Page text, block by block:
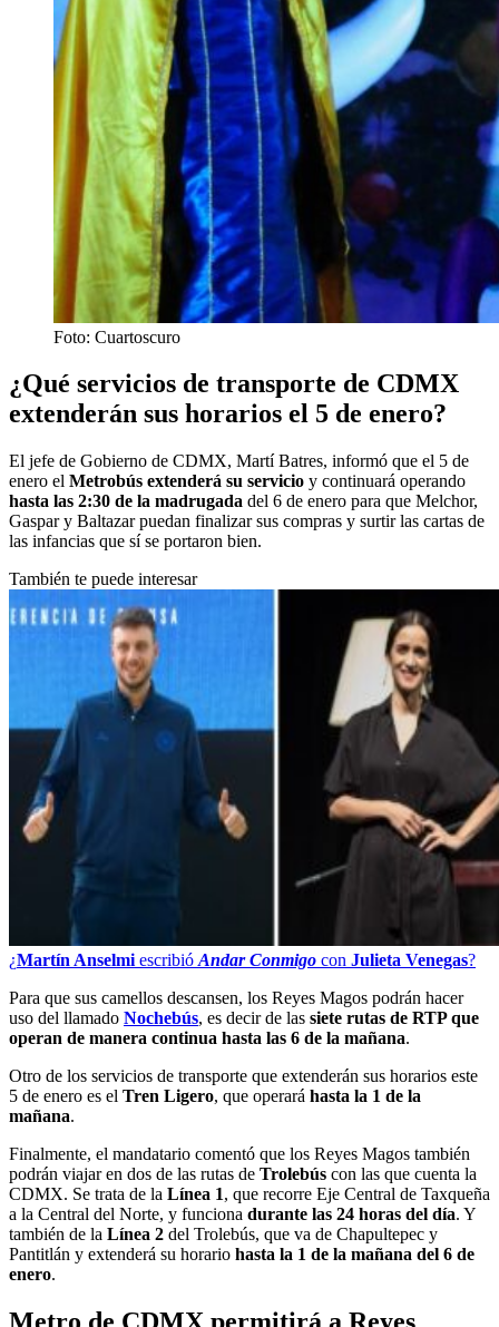
Foto: Cuartoscuro
¿Qué servicios de transporte de CDMX
extenderán sus horarios el 5 de enero?
El jefe de Gobierno de CDMX, Martí Batres, informó que el 5 de
enero el Metrobús extenderá su servicio y continuará operando
hasta las 2:30 de la madrugada del 6 de enero para que Melchor,
Gaspar y Baltazar puedan finalizar sus compras y surtir las cartas de
las infancias que sí se portaron bien.
También te puede interesar
¿Martín Anselmi escribió Andar Conmigo con Julieta Venegas?
Para que sus camellos descansen, los Reyes Magos podrán hacer
uso del llamado Nochebús, es decir de las siete rutas de RTP que
operan de manera continua hasta las 6 de la mañana.
Otro de los servicios de transporte que extenderán sus horarios este
5 de enero es el Tren Ligero, que operará hasta la 1 de la
mañana.
Finalmente, el mandatario comentó que los Reyes Magos también
podrán viajar en dos de las rutas de Trolebús con las que cuenta la
CDMX. Se trata de la Línea 1, que recorre Eje Central de Taxqueña
a la Central del Norte, y funciona durante las 24 horas del día. Y
también de la Línea 2 del Trolebús, que va de Chapultepec y
Pantitlán y extenderá su horario hasta la 1 de la mañana del 6 de
enero.